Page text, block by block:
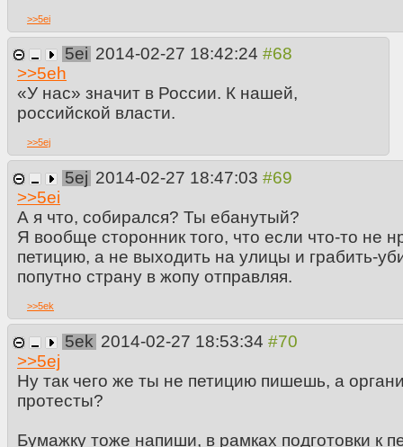
>>5ei
5ei 2014-02-27 18:42:24
>>5eh
«У нас» значит в России. К нашей,
российской власти.
>>5ej
5ej 2014-02-27 18:47:03
>>5ei
А я что, собирался? Ты ебанутый?
Я вообще сторонник того, что если что-то не
петицию, а не выходить на улицы и грабить-
попутно страну в жопу отправляя.
>>5ek
5ek 2014-02-27 18:53:34
>>5ej
Ну так чего же ты не петицию пишешь, а
протесты?
Бумажку тоже напиши, в рамках подготовки к